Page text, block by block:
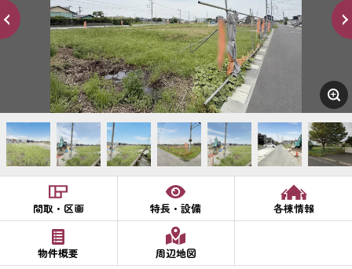
間取・区画 特長・設備 各棟情報
物件概要 周辺地図